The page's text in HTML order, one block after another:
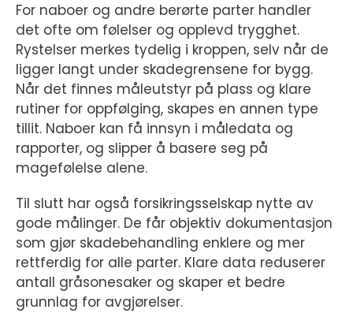
For naboer og andre berørte parter handler
det ofte om følelser og opplevd trygghet.
Rystelser merkes tydelig i kroppen, selv når de
ligger langt under skadegrensene for bygg.
Når det finnes måleutstyr på plass og klare
rutiner for oppfølging, skapes en annen type
tillit. Naboer kan få innsyn i måledata og
rapporter, og slipper å basere seg på
magefølelse alene.
Til slutt har også forsikringsselskap nytte av
gode målinger. De får objektiv dokumentasjon
som gjør skadebehandling enklere og mer
rettferdig for alle parter. Klare data reduserer
antall gråsonesaker og skaper et bedre
grunnlag for avgjørelser.